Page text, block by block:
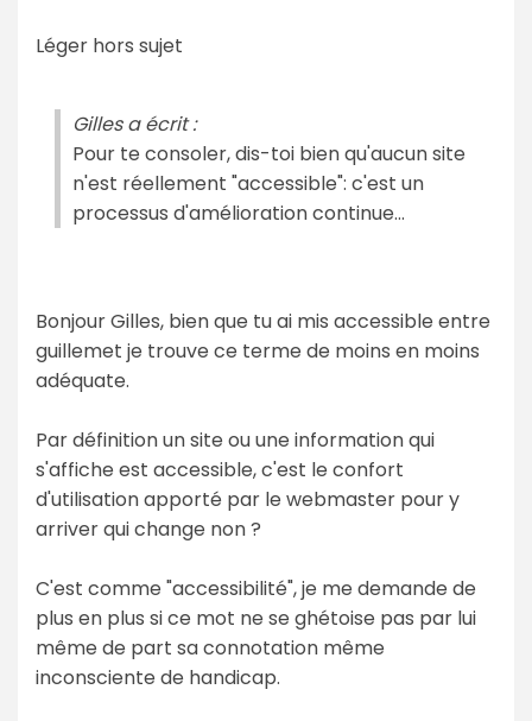
Léger hors sujet
Gilles a écrit :
Pour te consoler, dis-toi bien qu'aucun site
n'est réellement "accessible": c'est un
processus d'amélioration continue...
Bonjour Gilles, bien que tu ai mis accessible entre
guillemet je trouve ce terme de moins en moins
adéquate.
Par définition un site ou une information qui
s'affiche est accessible, c'est le confort
d'utilisation apporté par le webmaster pour y
arriver qui change non ?
C'est comme "accessibilité", je me demande de
plus en plus si ce mot ne se ghétoise pas par lui
même de part sa connotation même
inconsciente de handicap.